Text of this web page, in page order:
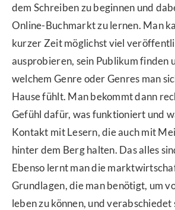
dem Schreiben zu beginnen und
Online-Buchmarkt zu lernen. Man
kurzer Zeit möglichst viel
ausprobieren, sein Publikum finden
welchem Genre oder Genres man
Hause fühlt. Man bekommt dann
Gefühl dafür, was funktioniert und
Kontakt mit Lesern, die auch mit
hinter dem Berg halten. Das alles
Ebenso lernt man die
Grundlagen, die man benötigt, um
leben zu können, und verabschiedet